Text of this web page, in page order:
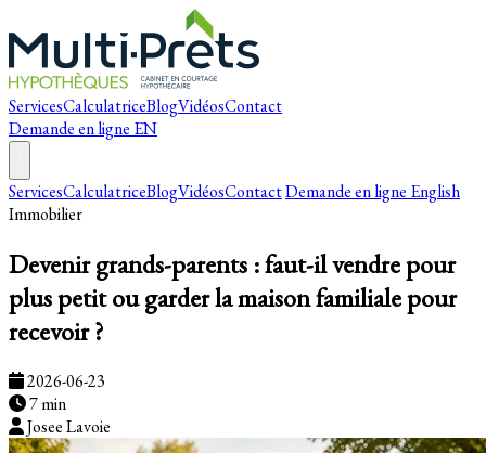
ServicesCalculatriceBlogVidéosContact
Demande en ligne EN
ServicesCalculatriceBlogVidéosContactDemande en ligne English
Immobilier
Devenir grands-parents : faut-il vendre pour
plus petit ou garder la maison familiale pour
recevoir ?
2026-06-23
7 min
Josee Lavoie